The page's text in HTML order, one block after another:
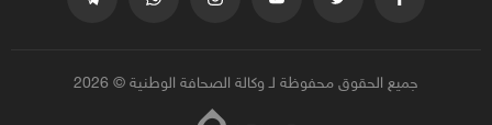
جميع الحقوق محفوظة لـ وكالة الصحافة الوطنية © 2026